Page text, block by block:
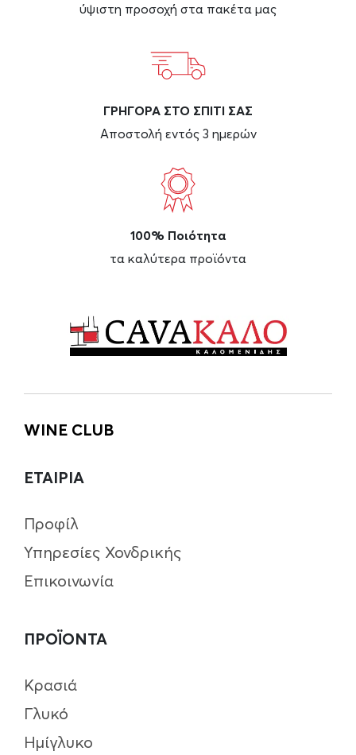
ύψιστη προσοχή στα πακέτα μας
ΓΡΗΓΟΡΑ ΣΤΟ ΣΠΙΤΙ ΣΑΣ
Αποστολή εντός 3 ημερών
100% Ποιότητα
τα καλύτερα προϊόντα
WINE CLUB
ΕΤΑΙΡΙΑ
Προφίλ
Υπηρεσίες Χονδρικής
Επικοινωνία
ΠΡΟΪΟΝΤΑ
Κρασιά
Γλυκό
Ημίγλυκο